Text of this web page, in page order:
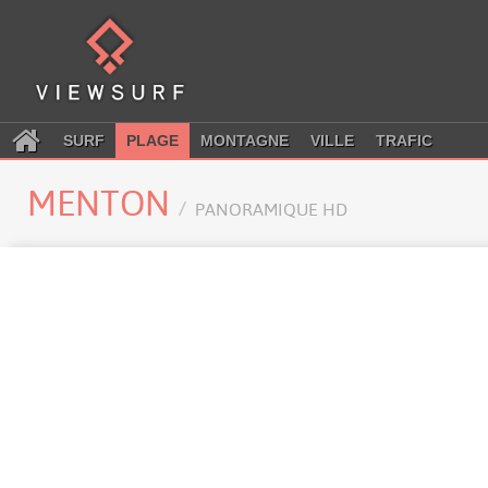
SURF PLAGE MONTAGNE VILLE TRAFIC
MENTON PANORAMIQUE HD